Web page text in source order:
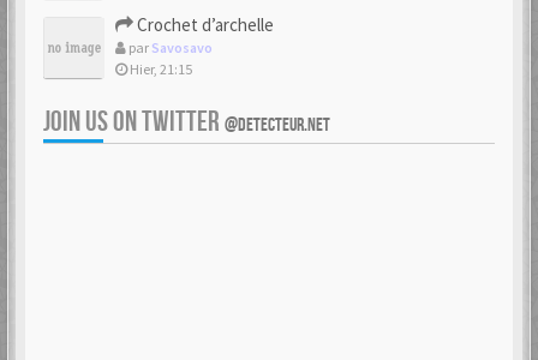
Crochet d’archelle
par Savosavo
Hier, 21:15
JOIN US ON TWITTER @DETECTEUR.NET